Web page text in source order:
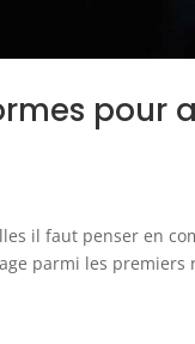
pour
il faut penser en
parmi les premiers